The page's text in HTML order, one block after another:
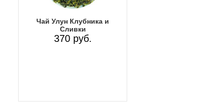
Чай Улун Клубника и
Сливки
370 руб.